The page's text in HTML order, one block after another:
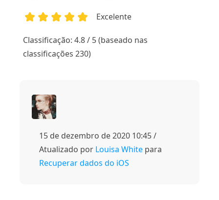
Excelente
Classificação: 4.8 / 5 (baseado nas
classificações 230)
15 de dezembro de 2020 10:45 /
Atualizado por Louisa White para
Recuperar dados do iOS